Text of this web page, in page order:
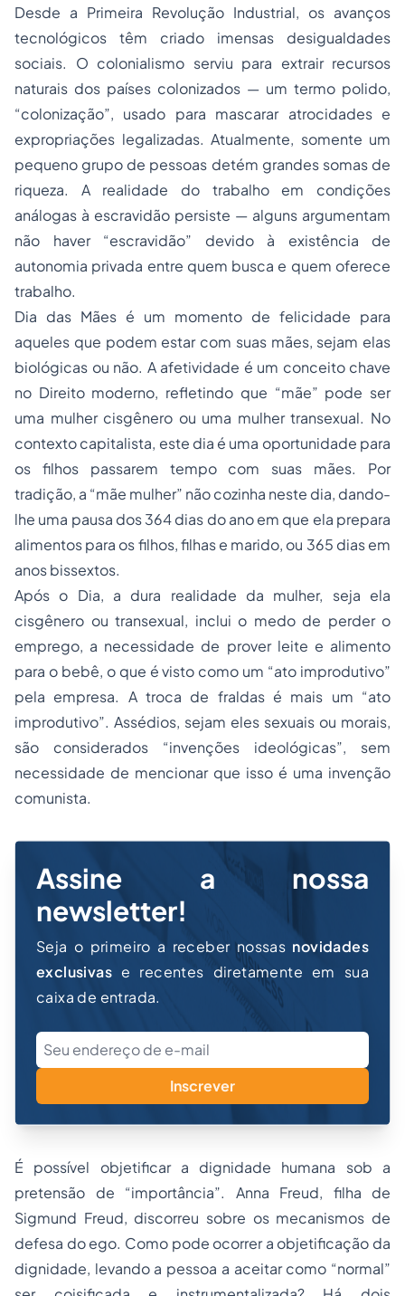
Desde a Primeira Revolução Industrial, os avanços
tecnológicos têm criado imensas desigualdades
sociais. O colonialismo serviu para extrair recursos
naturais dos países colonizados — um termo polido,
“colonização”, usado para mascarar atrocidades e
expropriações legalizadas. Atualmente, somente um
pequeno grupo de pessoas detém grandes somas de
riqueza. A realidade do trabalho em condições
análogas à escravidão persiste — alguns argumentam
não haver “escravidão” devido à existência de
autonomia privada entre quem busca e quem oferece
trabalho.
Dia das Mães é um momento de felicidade para
aqueles que podem estar com suas mães, sejam elas
biológicas ou não. A afetividade é um conceito chave
no Direito moderno, refletindo que “mãe” pode ser
uma mulher cisgênero ou uma mulher transexual. No
contexto capitalista, este dia é uma oportunidade para
os filhos passarem tempo com suas mães. Por
tradição, a “mãe mulher” não cozinha neste dia, dando-
lhe uma pausa dos 364 dias do ano em que ela prepara
alimentos para os filhos, filhas e marido, ou 365 dias em
anos bissextos.
Após o Dia, a dura realidade da mulher, seja ela
cisgênero ou transexual, inclui o medo de perder o
emprego, a necessidade de prover leite e alimento
para o bebê, o que é visto como um “ato improdutivo”
pela empresa. A troca de fraldas é mais um “ato
improdutivo”. Assédios, sejam eles sexuais ou morais,
são considerados “invenções ideológicas”, sem
necessidade de mencionar que isso é uma invenção
comunista.
Assine a nossa
newsletter!
Seja o primeiro a receber nossas novidades
exclusivas e recentes diretamente em sua
caixa de entrada.
Inscrever
É possível objetificar a dignidade humana sob a
pretensão de “importância”. Anna Freud, filha de
Sigmund Freud, discorreu sobre os mecanismos de
defesa do ego. Como pode ocorrer a objetificação da
dignidade, levando a pessoa a aceitar como “normal”